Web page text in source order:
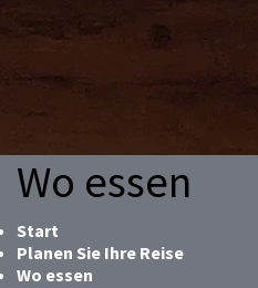
Wo essen
Start
Planen Sie Ihre Reise
Wo essen